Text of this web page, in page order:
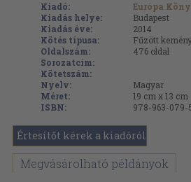
Kiadó:
Európa
Kiadás helye:
Budapest
Kiadás éve:
2014
Kötés típusa:
Fűzött
Oldalszám:
476 oldal
Sorozatcím:
Kötetszám:
Nyelv:
Magyar
Méret:
19 cm x 13 cm
ISBN:
978-963-079-
Értesítőt kérek a kiadóról
Megvásárolható példányok